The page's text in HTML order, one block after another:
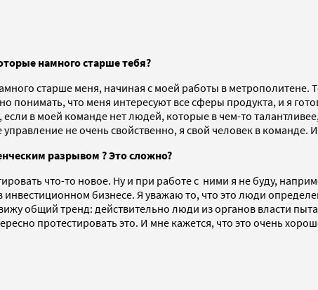
намного старше тебя?
старше меня, начиная с моей работы в метрополитене.
что меня интересуют все сферы продукта, и я
в моей команде нет людей, которые в чем-то
не очень свойственно, я свой человек в
разрывом ? Это сложно?
что-то новое. Ну и при работе с ними я не буду,
бизнесе. Я уважаю то, что это люди
общий тренд: действительно люди из органов власти
протестировать это. И мне кажется, что это очень